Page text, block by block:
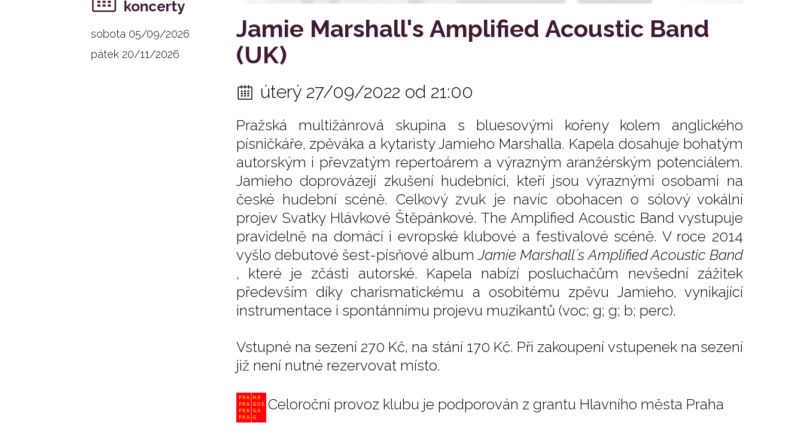
Jamie Marshall's Amplified Acoustic Band
(UK)
úterý 27/09/2022 od 21:00
Pražská multižánrová skupina s bluesovými kořeny kolem anglického
písničkáře, zpěváka a kytaristy Jamieho Marshalla. Kapela dosahuje bohatým
autorským i převzatým repertoárem a výrazným aranžérským potenciálem.
Jamieho doprovázejí zkušení hudebníci, kteří jsou výraznými osobami na
české hudební scéně. Celkový zvuk je navíc obohacen o sólový vokální
projev Svatky Hlávkové Štěpánkové. The Amplified Acoustic Band vystupuje
pravidelně na domácí i evropské klubové a festivalové scéně. V roce 2014
vyšlo debutové šest-písňové albumJamie Marshall´s Amplified Acoustic Band
, které je zčásti autorské. Kapela nabízí posluchačům nevšední zážitek
především díky charismatickému a osobitému zpěvu Jamieho, vynikající
instrumentace i spontánnímu projevu muzikantů (voc; g; g; b; perc).
Vstupné na sezení 270 Kč, na stání 170 Kč. Při zakoupení vstupenek na sezení
již není nutné rezervovat místo.
Celoroční provoz klubu je podporován z grantu Hlavního města Praha
koncerty
sobota 05/09/2026
pátek 20/11/2026